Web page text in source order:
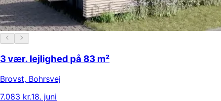
3 vær. lejlighed på 83 m²
Brovst, Bohrsvej
7.083 kr.18. juni